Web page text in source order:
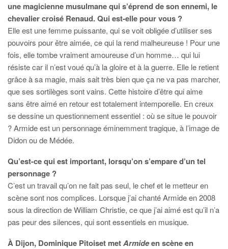
une magicienne musulmane qui s’éprend de son ennemi, le
chevalier croisé Renaud. Qui est-elle pour vous ?
Elle est une femme puissante, qui se voit obligée d’utiliser ses
pouvoirs pour être aimée, ce qui la rend malheureuse ! Pour une
fois, elle tombe vraiment amoureuse d’un homme… qui lui
résiste car il n’est voué qu’à la gloire et à la guerre. Elle le retient
grâce à sa magie, mais sait très bien que ça ne va pas marcher,
que ses sortilèges sont vains. Cette histoire d’être qui aime
sans être aimé en retour est totalement intemporelle. En creux
se dessine un questionnement essentiel : où se situe le pouvoir
? Armide est un personnage éminemment tragique, à l’image de
Didon ou de Médée.
Qu’est-ce qui est important, lorsqu’on s’empare d’un tel
personnage ?
C’est un travail qu’on ne fait pas seul, le chef et le metteur en
scène sont nos complices. Lorsque j’ai chanté Armide en 2008
sous la direction de William Christie, ce que j’ai aimé est qu’il n’a
pas peur des silences, qui sont essentiels en musique.
À Dijon, Dominique Pitoiset metArmideen scène en